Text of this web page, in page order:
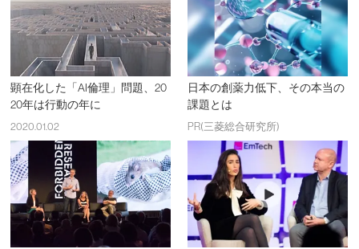
顕在化した「AI倫理」問題、20
20年は行動の年に
2020.01.02
日本の創薬力低下、その本当の
課題とは
PR(三菱総合研究所)